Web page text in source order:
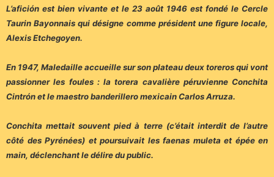
L’afición est bien vivante et le 23 août 1946 est fondé le Cercle
Taurin Bayonnais qui désigne comme président une figure locale,
Alexis Etchegoyen.
En 1947, Maledaille accueille sur son plateau deux toreros qui vont
passionner les foules : la torera cavalière péruvienne Conchita
Cintrón et le maestro banderillero mexicain Carlos Arruza.
Conchita mettait souvent pied à terre (c’était interdit de l’autre
côté des Pyrénées) et poursuivait les faenas muleta et épée en
main, déclenchant le délire du public.